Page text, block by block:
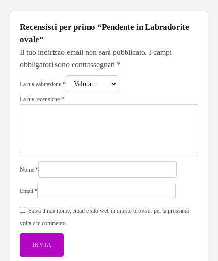
Recensisci per primo “Pendente in Labradorite
ovale”
Il tuo indirizzo email non sarà pubblicato. I campi
obbligatori sono contrassegnati *
La tua valutazione *
La tua recensione *
Nome *
Email *
Salva il mio nome, email e sito web in questo browser per la prossima
volta che commento.